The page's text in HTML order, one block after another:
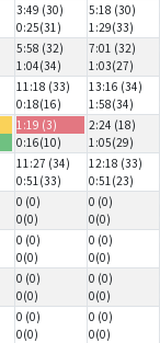
3:49 (30)
0:25(31)
5:18 (30)
1:29(33)
5:58 (32)
1:04(34)
7:01 (32)
1:03(27)
11:18 (33)
0:18(16)
13:16 (34)
1:58(34)
1:19 (3)
0:16(10)
2:24 (18)
1:05(29)
11:27 (34)
0:51(33)
12:18 (33)
0:51(23)
0 (0)
0(0)
0 (0)
0(0)
0 (0)
0(0)
0 (0)
0(0)
0 (0)
0(0)
0 (0)
0(0)
0 (0)
0(0)
0 (0)
0(0)